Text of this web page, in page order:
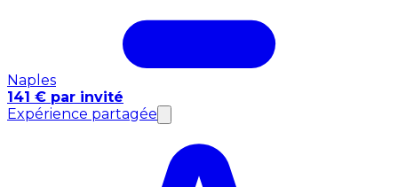
Naples
141 € par invité
Expérience partagée